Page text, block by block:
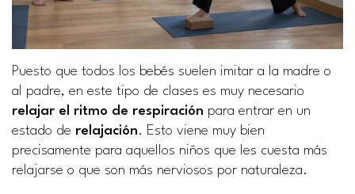
Puesto que todos los bebés suelen imitar a la madre o
al padre, en este tipo de clases es muy necesario
relajar el ritmo de respiración para entrar en un
estado de relajación. Esto viene muy bien
precisamente para aquellos niños que les cuesta más
relajarse o que son más nerviosos por naturaleza.